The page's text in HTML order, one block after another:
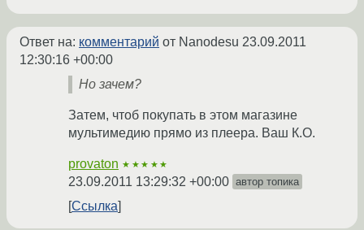
Ответ на: комментарий от Nanodesu 23.09.2011
12:30:16 +00:00
Но зачем?
Затем, чтоб покупать в этом магазине
мультимедию прямо из плеера. Ваш К.О.
provaton ★★★★★
23.09.2011 13:29:32 +00:00 автор топика
Ссылка